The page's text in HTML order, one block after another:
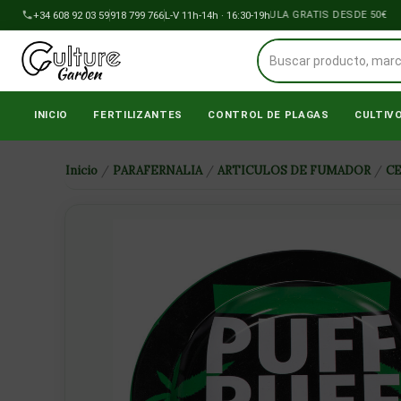
al
contenido
+34 608 92 03 59918 799 766L-V 11h-14h · 16:30-19h
ENVÍOS A PENÍNSULA GRATIS DESDE 50€
INICIO FERTILIZANTES CONTROL DE PLAGAS CULTIVO
Inicio / PARAFERNALIA / ARTICULOS DE FUMADOR /